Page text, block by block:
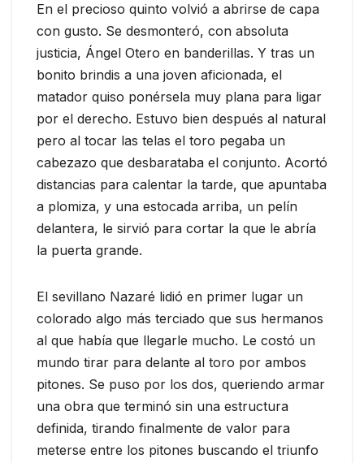
En el precioso quinto volvió a abrirse de capa
con gusto. Se desmonteró, con absoluta
justicia, Ángel Otero en banderillas. Y tras un
bonito brindis a una joven aficionada, el
matador quiso ponérsela muy plana para ligar
por el derecho. Estuvo bien después al natural
pero al tocar las telas el toro pegaba un
cabezazo que desbarataba el conjunto. Acortó
distancias para calentar la tarde, que apuntaba
a plomiza, y una estocada arriba, un pelín
delantera, le sirvió para cortar la que le abría
la puerta grande.
El sevillano Nazaré lidió en primer lugar un
colorado algo más terciado que sus hermanos
al que había que llegarle mucho. Le costó un
mundo tirar para delante al toro por ambos
pitones. Se puso por los dos, queriendo armar
una obra que terminó sin una estructura
definida, tirando finalmente de valor para
meterse entre los pitones buscando el triunfo